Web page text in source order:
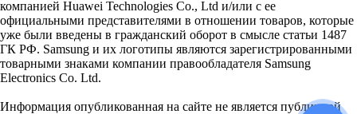
компанией Huawei Technologies Co., Ltd и/или с ее
официальными представителями в отношении товаров, которые
уже были введены в гражданский оборот в смысле статьи 1487
ГК РФ. Samsung и их логотипы являются зарегистрированными
товарными знаками компании правообладателя Samsung
Electronics Co. Ltd.
Информация опубликованная на сайте не является публичной